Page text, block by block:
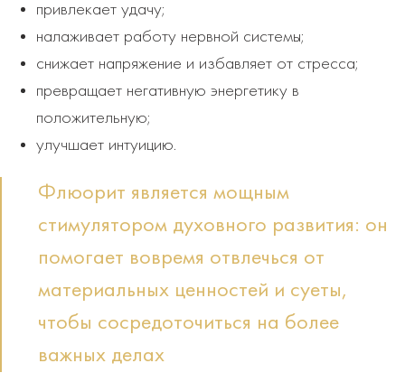
привлекает удачу;
налаживает работу нервной системы;
снижает напряжение и избавляет от стресса;
превращает негативную энергетику в
положительную;
улучшает интуицию.
Флюорит является мощным
стимулятором духовного развития: он
помогает вовремя отвлечься от
материальных ценностей и суеты,
чтобы сосредоточиться на более
важных делах